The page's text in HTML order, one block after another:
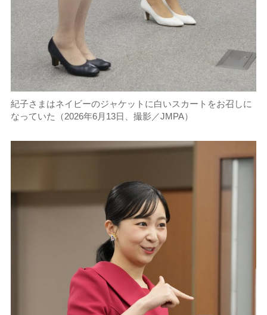
紀子さまはネイビーのジャケットに白いスカートをお召しに
なっていた（2026年6月13日、撮影／JMPA）